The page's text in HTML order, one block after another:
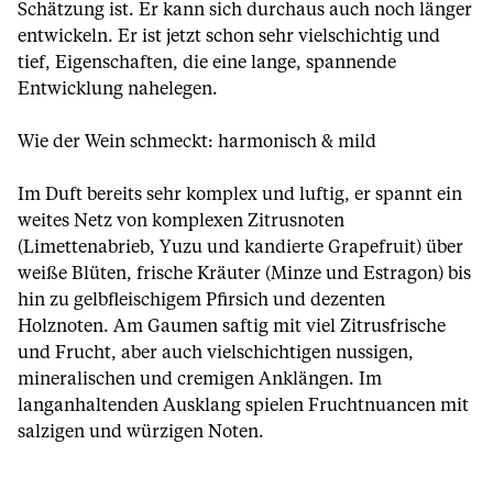
Schätzung ist. Er kann sich durchaus auch noch länger
entwickeln. Er ist jetzt schon sehr vielschichtig und
tief, Eigenschaften, die eine lange, spannende
Entwicklung nahelegen.
Wie der Wein schmeckt: harmonisch & mild
Im Duft bereits sehr komplex und luftig, er spannt ein
weites Netz von komplexen Zitrusnoten
(Limettenabrieb, Yuzu und kandierte Grapefruit) über
weiße Blüten, frische Kräuter (Minze und Estragon) bis
hin zu gelbfleischigem Pfirsich und dezenten
Holznoten. Am Gaumen saftig mit viel Zitrusfrische
und Frucht, aber auch vielschichtigen nussigen,
mineralischen und cremigen Anklängen. Im
langanhaltenden Ausklang spielen Fruchtnuancen mit
salzigen und würzigen Noten.